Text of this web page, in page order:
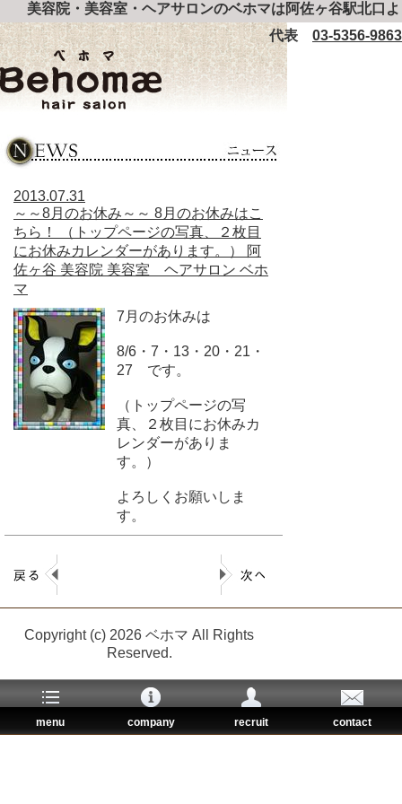
美容院・美容室・ヘアサロンのベホマは阿佐ヶ谷駅北口
代表 03-5356-9863
2013.07.31
～～8月のお休み～～ 8月のお休みはこ
ちら！ （トップページの写真、２枚目
にお休みカレンダーがあります。） 阿
佐ヶ谷 美容院 美容室 ヘアサロン ベホ
マ
7月のお休みは
8/6・7・13・20・21・
27 です。
（トップページの写
真、２枚目にお休みカ
レンダーがありま
す。）
よろしくお願いしま
す。
Copyright (c) 2026 ベホマ All Rights
Reserved.
menu company recruit contact